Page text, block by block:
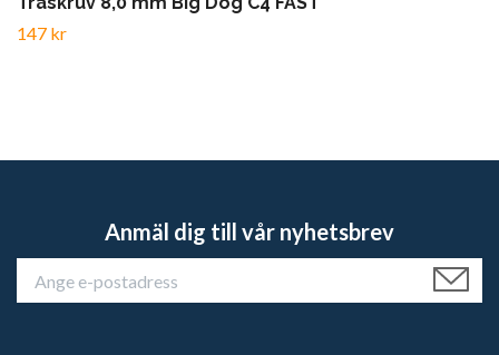
147 kr
Anmäl dig till vår nyhetsbrev